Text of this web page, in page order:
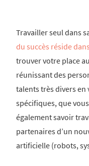
Travailler seul dans
du succès réside
trouver votre place
réunissant des
talents très divers
spécifiques, que
également savoir
partenaires d’un
artificielle (robots,